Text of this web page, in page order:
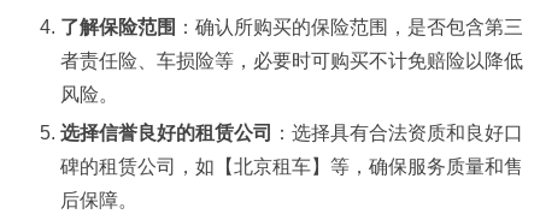
了解保险范围 ：​确认所购买的保险范围，是否包含第三
者责任险、车损险等，必要时可购买不计免赔险以降低
风险。​
选择信誉良好的租赁公司
：​选择具有合法资质和良好口
碑的租赁公司，如【北京租车】等，确保服务质量和售
后保障。​